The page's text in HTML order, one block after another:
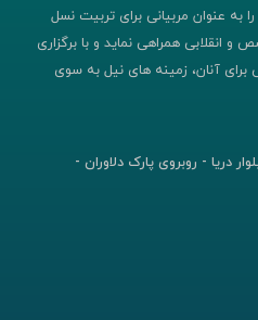
به عنوان مربیانی برای تربیت نسل
و انقلابی همراهی نماید و با برگزاری
آنان، زمینه های نیل به سوی
دریا - روبروی پارک دلاوران -